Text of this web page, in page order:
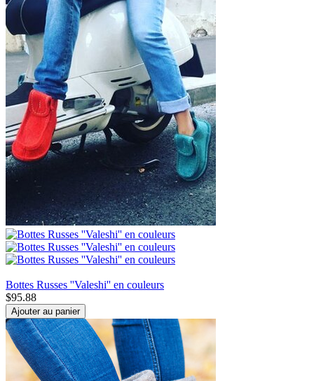
Bottes Russes ''Valeshi'' en couleurs
$95.88
Ajouter au panier